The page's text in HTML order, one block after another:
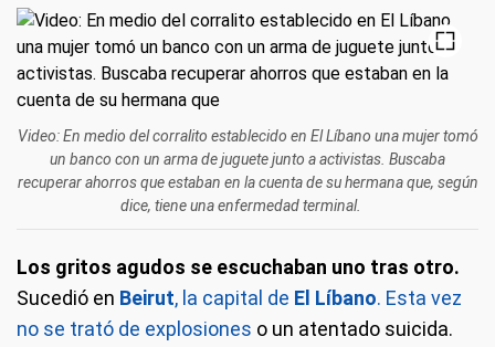
Video: En medio del corralito establecido en El Líbano una mujer tomó
un banco con un arma de juguete junto a activistas. Buscaba
recuperar ahorros que estaban en la cuenta de su hermana que, según
dice, tiene una enfermedad terminal.
Los gritos agudos se escuchaban uno tras otro.
Sucedió en Beirut, la capital de El Líbano. Esta vez
no se trató de explosiones o un atentado suicida.